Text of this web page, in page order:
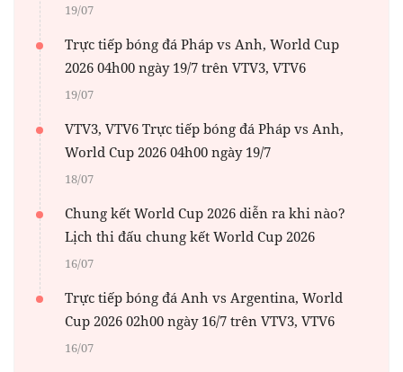
19/07
Trực tiếp bóng đá Pháp vs Anh, World Cup
2026 04h00 ngày 19/7 trên VTV3, VTV6
19/07
VTV3, VTV6 Trực tiếp bóng đá Pháp vs Anh,
World Cup 2026 04h00 ngày 19/7
18/07
Chung kết World Cup 2026 diễn ra khi nào?
Lịch thi đấu chung kết World Cup 2026
16/07
Trực tiếp bóng đá Anh vs Argentina, World
Cup 2026 02h00 ngày 16/7 trên VTV3, VTV6
16/07